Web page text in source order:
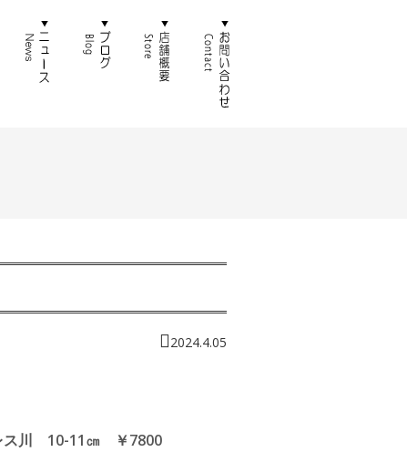
2024.4.05
ス川 10-11㎝ ￥7800